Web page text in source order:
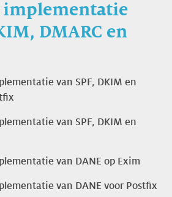
implementatie
DMARC en
van SPF, DKIM en
van SPF, DKIM en
van DANE op Exim
van DANE voor Postfix